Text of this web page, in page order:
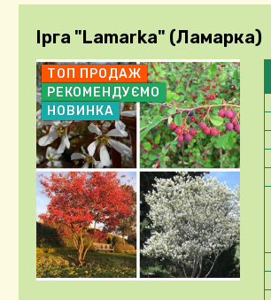
Ірга "Lamarka" (Ламарка)
ТОП ПРОДАЖ
РЕКОМЕНДУЄМО
НОВИНКА